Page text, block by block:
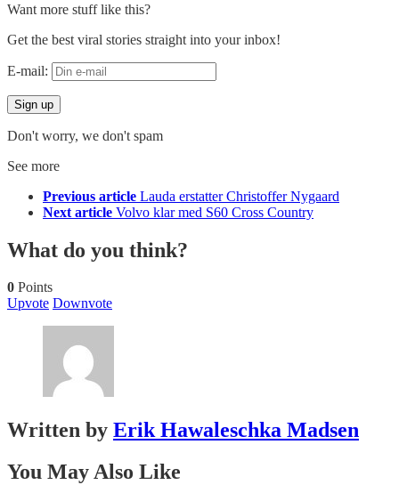
Want more stuff like this?
Get the best viral stories straight into your inbox!
E-mail:
Don't worry, we don't spam
See more
Previous article Lauda erstatter Christoffer Nygaard
Next article Volvo klar med S60 Cross Country
What do you think?
0 Points
Upvote Downvote
Written by Erik Hawaleschka Madsen
You May Also Like